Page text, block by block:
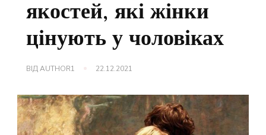
якостей, які жінки
цінують у чоловіках
ВІДAUTHOR1 22.12.2021